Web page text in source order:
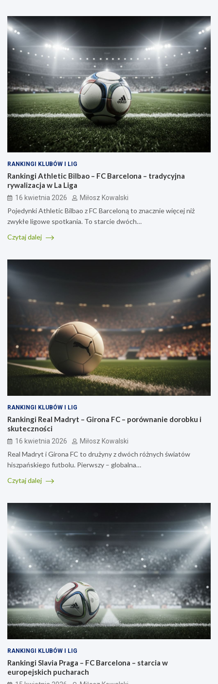
RANKINGI KLUBÓW I LIG
Rankingi Athletic Bilbao – FC Barcelona – tradycyjna
rywalizacja w La Liga
16 kwietnia 2026 Miłosz Kowalski
Pojedynki Athletic Bilbao z FC Barceloną to znacznie więcej niż
zwykłe ligowe spotkania. To starcie dwóch…
Czytaj dalej
RANKINGI KLUBÓW I LIG
Rankingi Real Madryt – Girona FC – porównanie dorobku i
skuteczności
16 kwietnia 2026 Miłosz Kowalski
Real Madryt i Girona FC to drużyny z dwóch różnych światów
hiszpańskiego futbolu. Pierwszy – globalna…
Czytaj dalej
RANKINGI KLUBÓW I LIG
Rankingi Slavia Praga – FC Barcelona – starcia w
europejskich pucharach